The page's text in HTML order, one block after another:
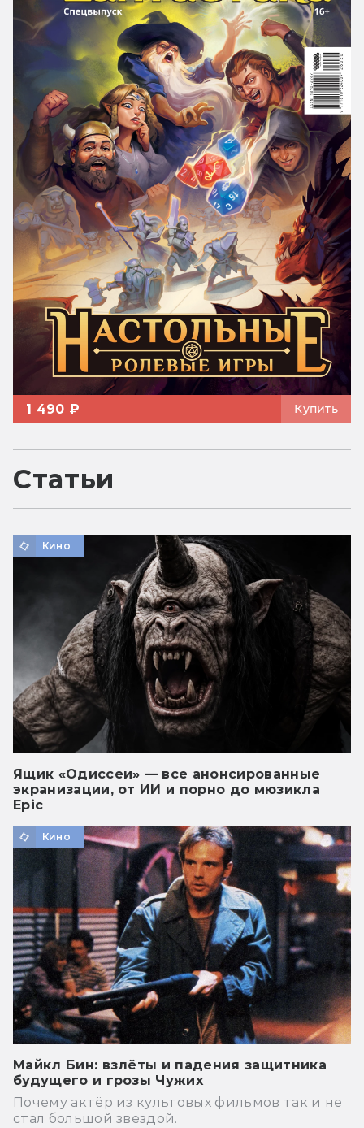
1 490 ₽ Купить
Статьи
Кино
Ящик «Одиссеи» — все анонсированные
экранизации, от ИИ и порно до мюзикла
Epic
Кино
Майкл Бин: взлёты и падения защитника
будущего и грозы Чужих
Почему актёр из культовых фильмов так и не
стал большой звездой.